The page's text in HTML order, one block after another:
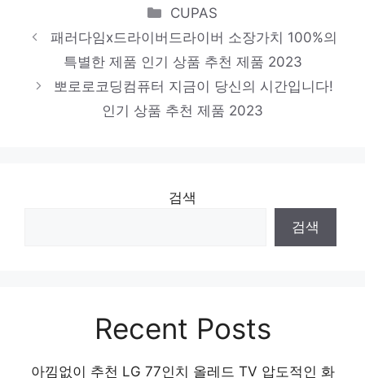
Categories
CUPAS
패러다임x드라이버드라이버 소장가치 100%의
특별한 제품 인기 상품 추천 제품 2023
뽀로로코딩컴퓨터 지금이 당신의 시간입니다!
인기 상품 추천 제품 2023
검색
검색
Recent Posts
아낌없이 추천 LG 77인치 올레드 TV 압도적인 화